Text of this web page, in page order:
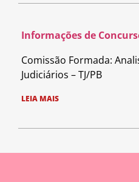
Informações de
Comissão Formada:
Judiciários – TJ/PB
LEIA MAIS